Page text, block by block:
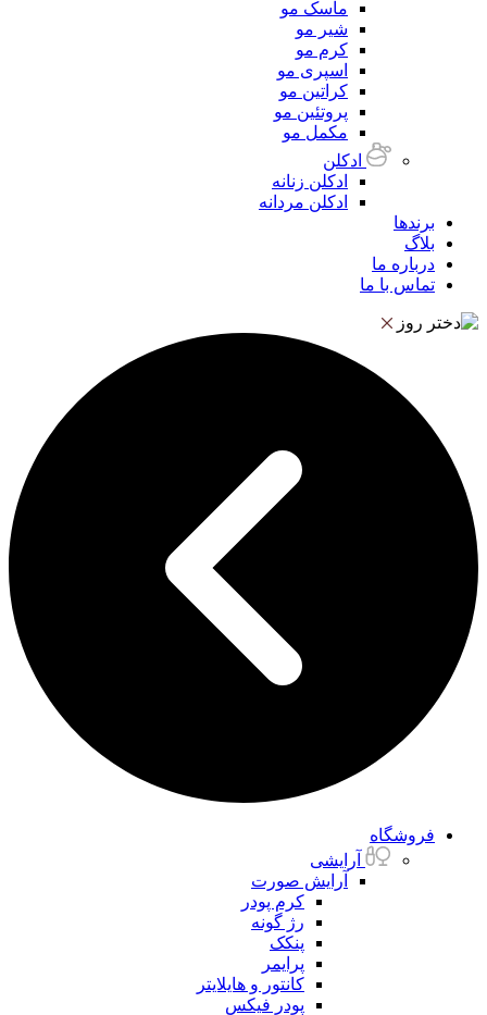
ماسک مو
شیر مو
کرم مو
اسپری مو
کراتین مو
پروتئین مو
مکمل مو
ادکلن
ادکلن زنانه
ادکلن مردانه
برندها
بلاگ
درباره ما
تماس با ما
فروشگاه
آرایشی
آرایش صورت
کرم پودر
رژ گونه
پنکک
پرایمر
کانتور و هایلایتر
پودر فیکس